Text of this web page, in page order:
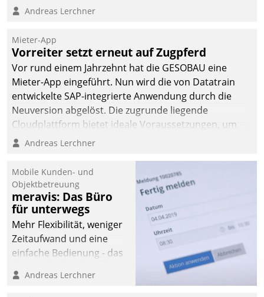
Andreas Lerchner
Mieter-App
Vorreiter setzt erneut auf Zugpferd
Vor rund einem Jahrzehnt hat die GESOBAU eine
Mieter-App eingeführt. Nun wird die von Datatrain
entwickelte SAP-integrierte Anwendung durch die
Neuversion abgelöst. Die zugrunde liegende
Cloudplattform bietet ideale Voraussetzungen, um
die Funktionalität der App zu erweitern und weitere
integrieren.
Andreas Lerchner
Mobile Kunden- und
Objektbetreuung
meravis: Das Büro
für unterwegs
Mehr Flexibilität, weniger
Zeitaufwand und eine
einfache Bedienung - das
Cockpit für mobile
Andreas Lerchner